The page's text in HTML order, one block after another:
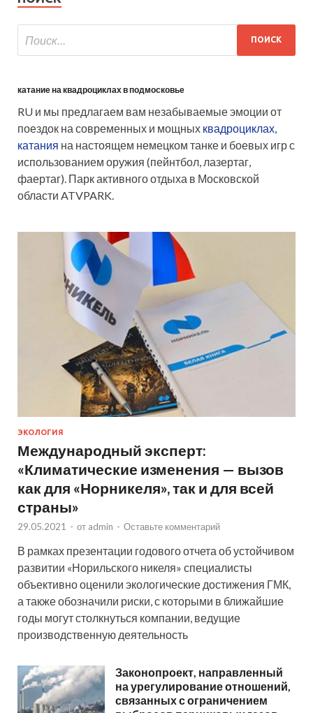
катание на квадроциклах в подмосковье
RU и мы предлагаем вам незабываемые эмоции от
поездок на современных и мощных квадроциклах,
катания на настоящем немецком танке и боевых игр с
использованием оружия (пейнтбол, лазертаг,
фаертаг). Парк активного отдыха в Московской
области ATVPARK.
ЭКОЛОГИЯ
Международный эксперт:
«Климатические изменения — вызов
как для «Норникеля», так и для всей
страны»
29.05.2021 - от admin - Оставьте комментарий
В рамках презентации годового отчета об устойчивом
развитии «Норильского никеля» специалисты
объективно оценили экологические достижения ГМК,
а также обозначили риски, с которыми в ближайшие
годы могут столкнуться компании, ведущие
производственную деятельность
Законопроект, направленный
на урегулирование отношений,
связанных с ограничением